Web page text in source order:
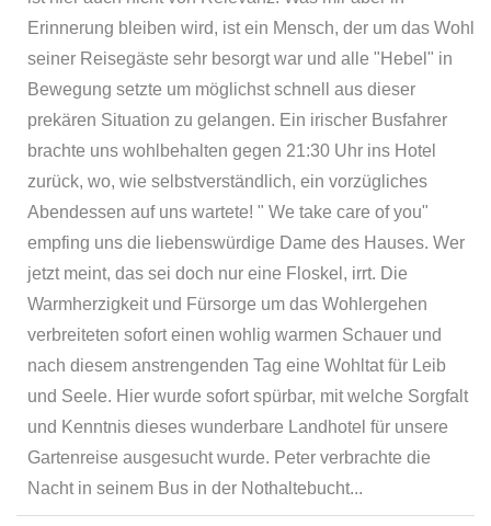
Erinnerung bleiben wird, ist ein Mensch, der um das Wohl
seiner Reisegäste sehr besorgt war und alle "Hebel" in
Bewegung setzte um möglichst schnell aus dieser
prekären Situation zu gelangen. Ein irischer Busfahrer
brachte uns wohlbehalten gegen 21:30 Uhr ins Hotel
zurück, wo, wie selbstverständlich, ein vorzügliches
Abendessen auf uns wartete! " We take care of you"
empfing uns die liebenswürdige Dame des Hauses. Wer
jetzt meint, das sei doch nur eine Floskel, irrt. Die
Warmherzigkeit und Fürsorge um das Wohlergehen
verbreiteten sofort einen wohlig warmen Schauer und
nach diesem anstrengenden Tag eine Wohltat für Leib
und Seele. Hier wurde sofort spürbar, mit welche Sorgfalt
und Kenntnis dieses wunderbare Landhotel für unsere
Gartenreise ausgesucht wurde. Peter verbrachte die
Nacht in seinem Bus in der Nothaltebucht...